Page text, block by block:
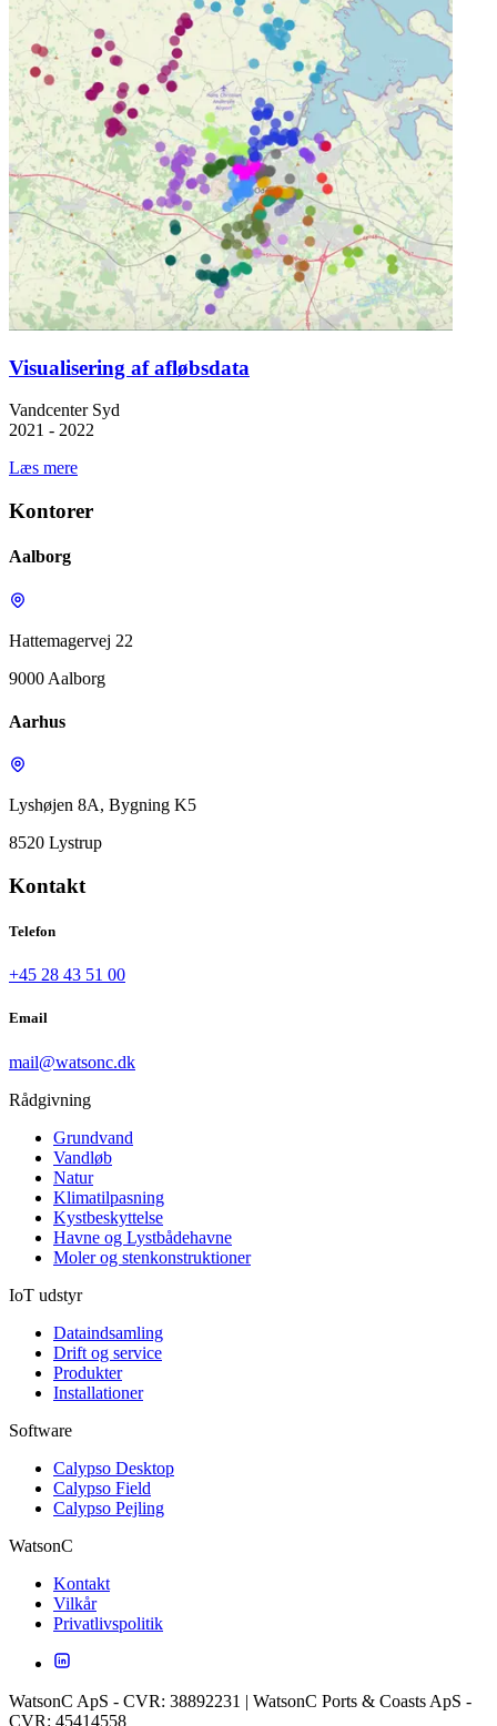
Visualisering af afløbsdata
Vandcenter Syd
2021 - 2022
Læs mere
Kontorer
Aalborg
Hattemagervej 22
9000 Aalborg
Aarhus
Lyshøjen 8A, Bygning K5
8520 Lystrup
Kontakt
Telefon
+45 28 43 51 00
Email
mail@watsonc.dk
Rådgivning
Grundvand
Vandløb
Natur
Klimatilpasning
Kystbeskyttelse
Havne og Lystbådehavne
Moler og stenkonstruktioner
IoT udstyr
Dataindsamling
Drift og service
Produkter
Installationer
Software
Calypso Desktop
Calypso Field
Calypso Pejling
WatsonC
Kontakt
Vilkår
Privatlivspolitik
WatsonC ApS - CVR: 38892231 | WatsonC Ports & Coasts ApS -
CVR: 45414558